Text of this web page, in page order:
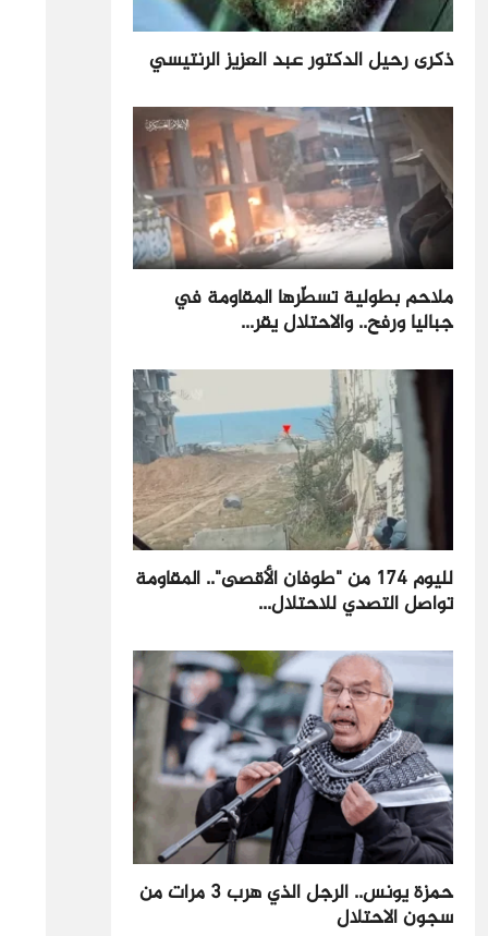
ذكرى رحيل الدكتور عبد العزيز الرنتيسي
ملاحم بطولية تسطّرها المقاومة في
جباليا ورفح.. والاحتلال يقر...
لليوم 174 من "طوفان الأقصى".. المقاومة
تواصل التصدي للاحتلال...
حمزة يونس.. الرجل الذي هرب 3 مرات من
سجون الاحتلال